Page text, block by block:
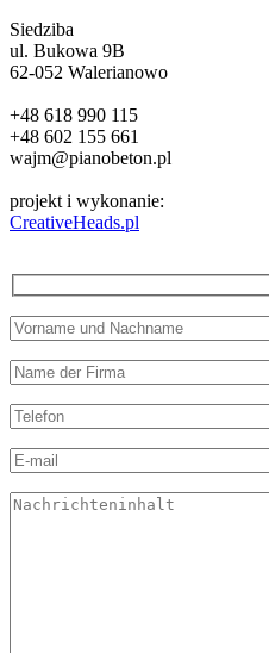
Siedziba
ul. Bukowa 9B
62-052 Walerianowo
+48 618 990 115
+48 602 155 661
wajm@pianobeton.pl
projekt i wykonanie:
CreativeHeads.pl